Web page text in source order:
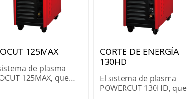
125MAX
de plasma
125MAX, que
CORTE DE ENERGÍA
130HD
El sistema de plasma
POWERCUT 130HD, que